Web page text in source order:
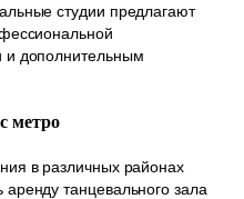
студии предлагают
и дополнительным
метро
в различных районах
танцевального зала